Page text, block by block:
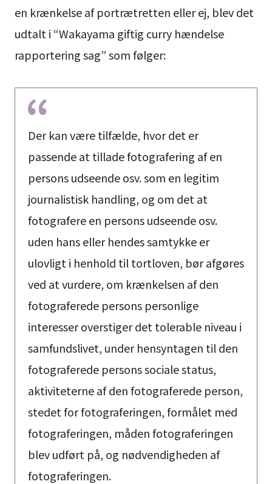
en krænkelse af portrætretten eller ej, blev det
udtalt i “Wakayama giftig curry hændelse
rapportering sag” som følger:
Der kan være tilfælde, hvor det er
passende at tillade fotografering af en
persons udseende osv. som en legitim
journalistisk handling, og om det at
fotografere en persons udseende osv.
uden hans eller hendes samtykke er
ulovligt i henhold til tortloven, bør afgøres
ved at vurdere, om krænkelsen af den
fotograferede persons personlige
interesser overstiger det tolerable niveau i
samfundslivet, under hensyntagen til den
fotograferede persons sociale status,
aktiviteterne af den fotograferede person,
stedet for fotograferingen, formålet med
fotograferingen, måden fotograferingen
blev udført på, og nødvendigheden af
fotograferingen.